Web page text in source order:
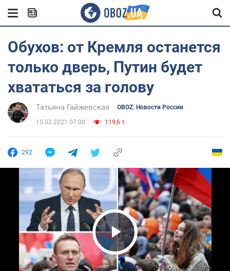
Обухов: от Кремля останется
только дверь, Путин будет
хвататься за голову
Татьяна Гайжевская OBOZ. Новости России
15.02.2021 07:00 119,6 т.
292
Play Video